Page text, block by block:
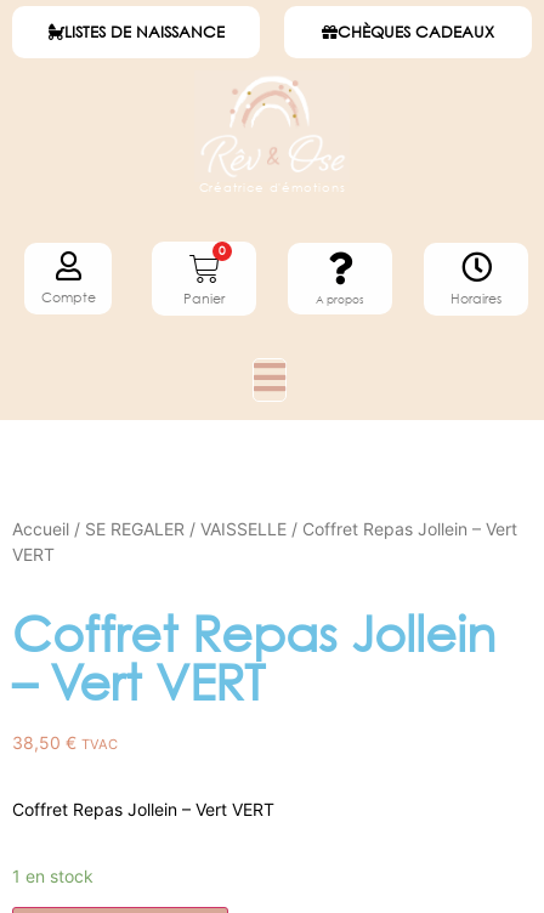
LISTES DE NAISSANCE CHÈQUES CADEAUX
Créatrice d'émotions
Compte
0
Panier A propos Horaires
Accueil / SE REGALER / VAISSELLE / Coffret Repas Jollein – Vert
VERT
Coffret Repas Jollein
– Vert VERT
38,50 € TVAC
Coffret Repas Jollein – Vert VERT
1 en stock